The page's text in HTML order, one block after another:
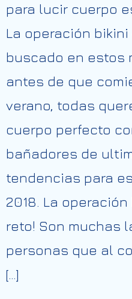
para lucir cuerpo
La operación
buscado en estos
antes de que
verano, todas
cuerpo perfecto
bañadores de
tendencias para
2018. La
reto! Son muchas
personas que al
[…]